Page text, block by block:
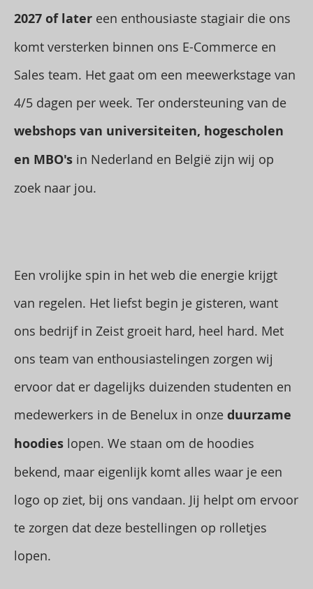
2027 of later een enthousiaste stagiair die ons
komt versterken binnen ons E-Commerce en
Sales team. Het gaat om een meewerkstage van
4/5 dagen per week. Ter ondersteuning van de
webshops van universiteiten, hogescholen
en MBO's in Nederland en België zijn wij op
zoek naar jou.
Een vrolijke spin in het web die energie krijgt
van regelen. Het liefst begin je gisteren, want
ons bedrijf in Zeist groeit hard, heel hard. Met
ons team van enthousiastelingen zorgen wij
ervoor dat er dagelijks duizenden studenten en
medewerkers in de Benelux in onze duurzame
hoodies lopen. We staan om de hoodies
bekend, maar eigenlijk komt alles waar je een
logo op ziet, bij ons vandaan. Jij helpt om ervoor
te zorgen dat deze bestellingen op rolletjes
lopen.